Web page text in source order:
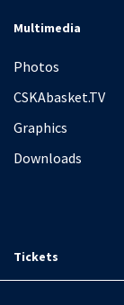
Multimedia
Photos
CSKAbasket.TV
Graphics
Downloads
Tickets